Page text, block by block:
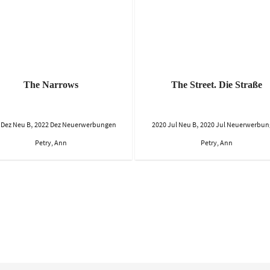
The Narrows
Neu B, 2022 Dez Neuerwerbungen
Petry, Ann
The Street. Die Straße
2020 Jul Neu B, 2020 Jul
Petry, Ann